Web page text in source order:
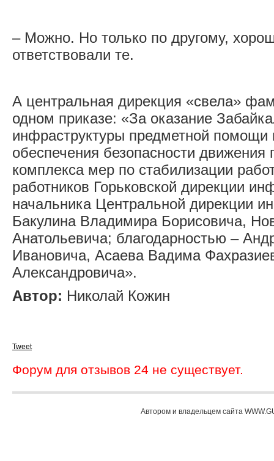
– Можно. Но только по другому,
ответствовали те.
А центральная дирекция «свела»
одном приказе: «За оказание
инфраструктуры предметной помощи
обеспечения безопасности движения
комплекса мер по стабилизации
работников Горьковской дирекции
начальника Центральной дирекции
Бакулина Владимира Борисовича,
Анатольевича; благодарностью –
Ивановича, Асаева Вадима
Александровича».
Автор: Николай Кожин
Tweet
Форум для отзывов 24 не существует.
Автором и владельцем сайта